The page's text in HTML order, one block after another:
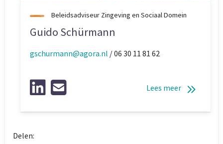
Beleidsadviseur Zingeving en Sociaal Domein
Guido Schürmann
gschurmann@agora.nl / 06 30 11 81 62
Lees meer
Delen: